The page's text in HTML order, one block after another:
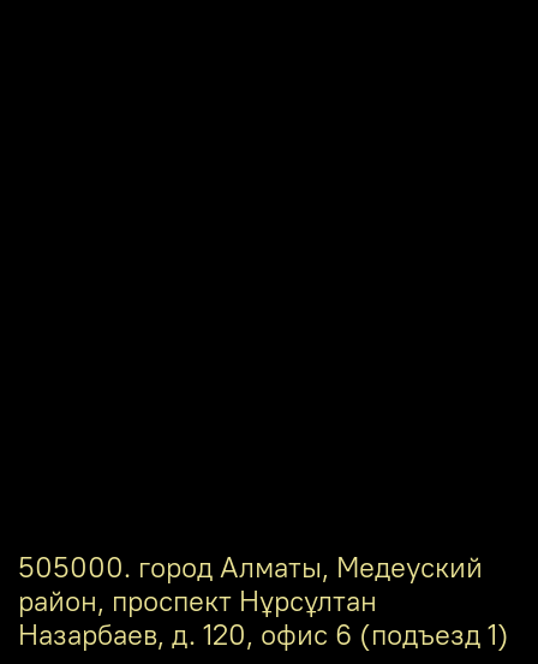
505000. город Алматы, Медеуский
район, проспект Нұрсұлтан
Назарбаев, д. 120, офис 6 (подъезд 1)